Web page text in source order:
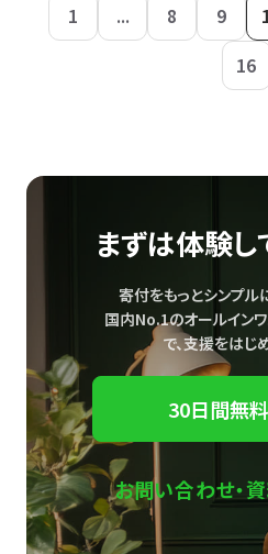
1 ... 8 9
16
まずは体験し
寄付をもっとシンプル
国内No.1のオールイン
で、支援をはじめ
30日間無
お問い合わせ・